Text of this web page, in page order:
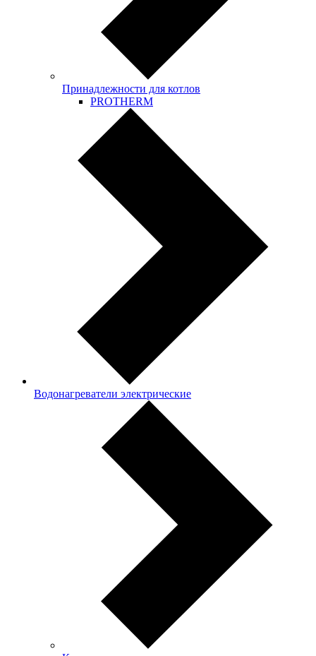
Принадлежности для котлов
PROTHERM
Водонагреватели электрические